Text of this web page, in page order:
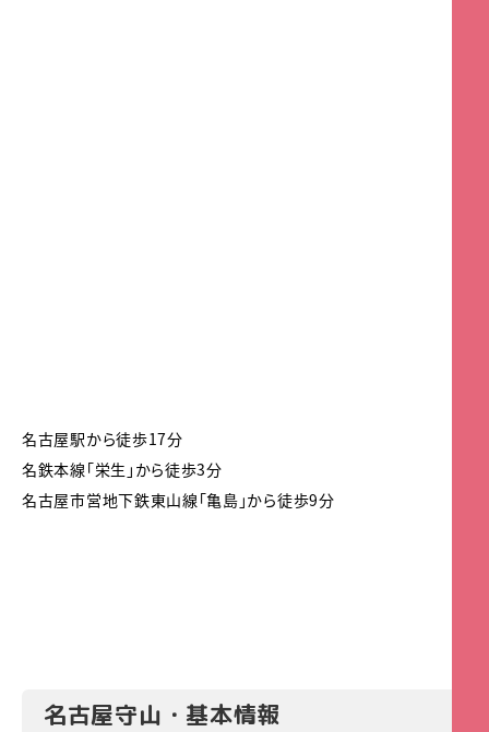
名古屋駅から徒歩17分
名鉄本線「栄生」から徒歩3分
名古屋市営地下鉄東山線「亀島」から徒歩9分
名古屋守山・基本情報